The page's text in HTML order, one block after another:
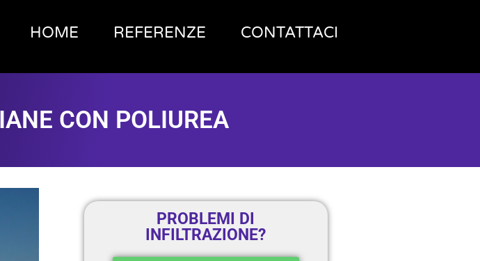
HOME REFERENZE CONTATTACI
CON POLIUREA
PROBLEMI DI
INFILTRAZIONE?